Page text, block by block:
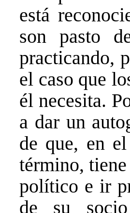
está
son pasto
practicando,
el caso que
él necesita.
a dar un
de que, en
término,
político e ir
de su